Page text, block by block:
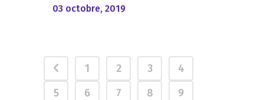
03 octobre, 2019
1 2 3
4
5
6 7 8
9